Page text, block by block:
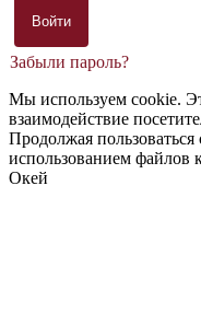
Забыли пароль?
Мы используем cookie.
взаимодействие
Продолжая пользоваться
использованием файлов
Окей